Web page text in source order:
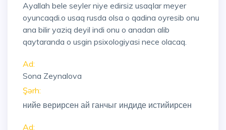
Ayallah bele seyler niye edirsiz usaqlar meyer
oyuncaqdi.o usaq rusda olsa o qadina oyresib onu
ana bilir yaziq deyil indi onu o anadan alib
qaytaranda o usgin psixologiyasi nece olacaq.
Ad:
Sona Zeynalova
Şərh:
нийе верирсен ай ганчыг индиде истийирсен
Ad: